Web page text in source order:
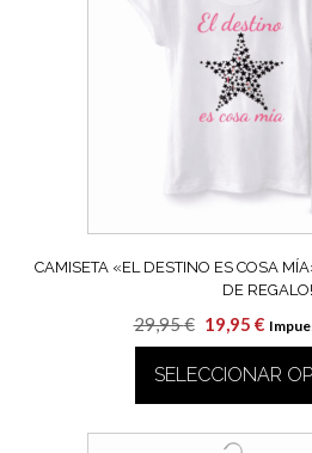
se
pueden
en
CAMISETA «EL DESTINO ES COSA
DE REGALO!
29,95€ El
precio
original
era:
29,95 €.
19,95 €El
es:
19,95
SELECCIONAR